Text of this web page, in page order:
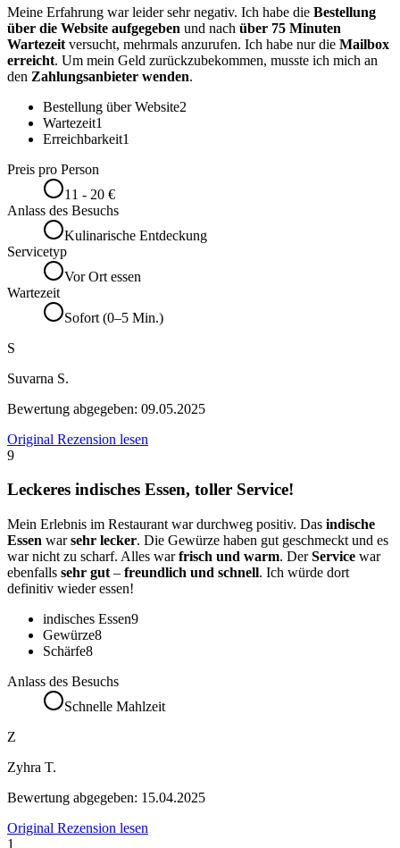
Meine Erfahrung war leider sehr negativ. Ich habe die Bestellung
über die Website aufgegeben und nach über 75 Minuten
Wartezeit versucht, mehrmals anzurufen. Ich habe nur die Mailbox
erreicht. Um mein Geld zurückzubekommen, musste ich mich an
den Zahlungsanbieter wenden.
Bestellung über Website2
Wartezeit1
Erreichbarkeit1
Preis pro Person
11 - 20 €
Anlass des Besuchs
Kulinarische Entdeckung
Servicetyp
Vor Ort essen
Wartezeit
Sofort (0–5 Min.)
S
Suvarna S.
Bewertung abgegeben: 09.05.2025
Original Rezension lesen
9
Leckeres indisches Essen, toller Service!
Mein Erlebnis im Restaurant war durchweg positiv. Das indische
Essen warsehr lecker. Die Gewürze haben gut geschmeckt und es
war nicht zu scharf. Alles warfrisch und warm. DerService war
ebenfalls sehr gut – freundlich und schnell. Ich würde dort
definitiv wieder essen!
indisches Essen9
Gewürze8
Schärfe8
Anlass des Besuchs
Schnelle Mahlzeit
Z
Zyhra T.
Bewertung abgegeben: 15.04.2025
Original Rezension lesen
1